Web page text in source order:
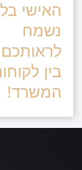
האישי
נשמח
לראותכם
בין
המשרד!